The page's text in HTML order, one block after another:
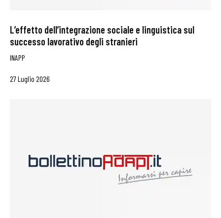
L’effetto dell’integrazione sociale e linguistica sul
successo lavorativo degli stranieri
INAPP
27 Luglio 2026